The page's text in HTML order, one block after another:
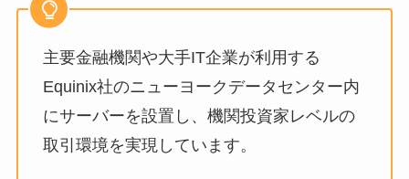
主要金融機関や大手IT企業が利用する
Equinix社のニューヨークデータセンター内
にサーバーを設置し、機関投資家レベルの
取引環境を実現しています。